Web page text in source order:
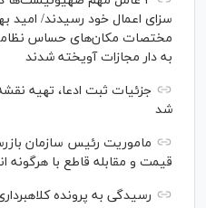
سزای اعمال خود رسیدند/ امید
مختصات مکان‌های حساس نظامی
به دار مجازات آویخته شدند
شد
ماموریت رئیس سازمان
قیمت و مقابله قاطع با هرگونه
رسیدگی به پرونده